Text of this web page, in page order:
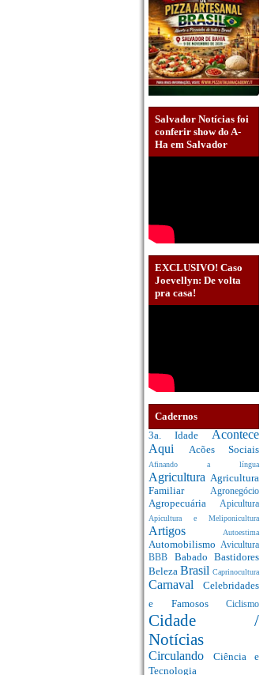
Salvador Notícias foi
conferir show do A-
Ha em Salvador
EXCLUSIVO! Caso
Joevellyn: De volta
pra casa!
Cadernos
3a. Idade Acontece
Aqui Acões Sociais
Afinando a língua
Agricultura Agricultura
Familiar Agronegócio
Agropecuária Apicultura
Apicultura e Meliponicultura
Artigos Autoestima
Automobilismo Avicultura
BBB Babado Bastidores
Beleza Brasil Caprinocultura
Carnaval Celebridades
e Famosos Ciclismo
Cidade /
Notícias
Circulando Ciência e
Tecnologia